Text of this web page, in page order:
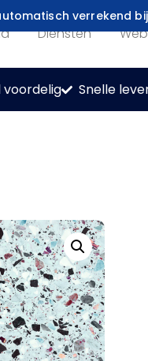
verrekend
Diensten
Snelle